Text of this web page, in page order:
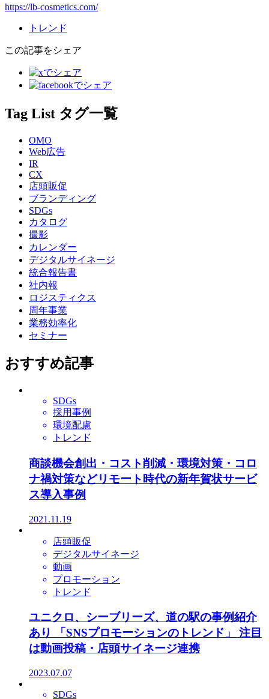
https://lb-cosmetics.com/
トレンド
この記事をシェア
Tag List タグ一覧
OMO
Web広告
IR
CX
店頭販促
ブランディング
SDGs
カタログ
撮影
カレンダー
デジタルサイネージ
統合報告書
社内報
ロジスティクス
周年事業
業務効率化
セミナー
おすすめ記事
SDGs
採用事例
環境配慮
トレンド
商談機会創出・コスト削減・環境対策・コロ
ナ禍対策などリモート時代の新年賀状サービ
ス導入事例
2021.11.19
店頭販促
デジタルサイネージ
動画
プロモーション
トレンド
ユニクロ、シーブリーズ、道の駅の事例紹介
あり 「SNSプロモーションのトレンド」 注目
は動画投稿・店頭サイネージ連携
2023.07.07
SDGs